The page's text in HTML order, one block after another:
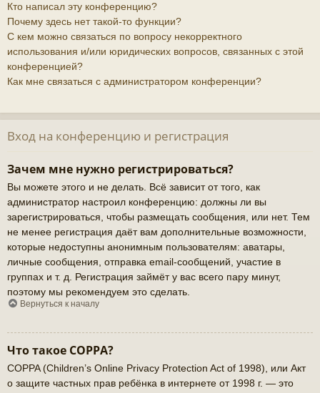
Кто написал эту конференцию?
Почему здесь нет такой-то функции?
С кем можно связаться по вопросу некорректного
использования и/или юридических вопросов, связанных с этой
конференцией?
Как мне связаться с администратором конференции?
Вход на конференцию и регистрация
Зачем мне нужно регистрироваться?
Вы можете этого и не делать. Всё зависит от того, как
администратор настроил конференцию: должны ли вы
зарегистрироваться, чтобы размещать сообщения, или нет. Тем
не менее регистрация даёт вам дополнительные возможности,
которые недоступны анонимным пользователям: аватары,
личные сообщения, отправка email-сообщений, участие в
группах и т. д. Регистрация займёт у вас всего пару минут,
поэтому мы рекомендуем это сделать.
Вернуться к началу
Что такое COPPA?
COPPA (Children’s Online Privacy Protection Act of 1998), или Акт
о защите частных прав ребёнка в интернете от 1998 г. — это